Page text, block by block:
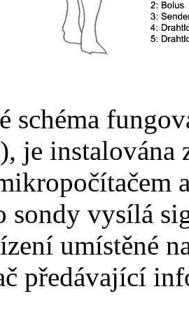
schéma
je instalována
sondy vysílá
umístěné
předávající